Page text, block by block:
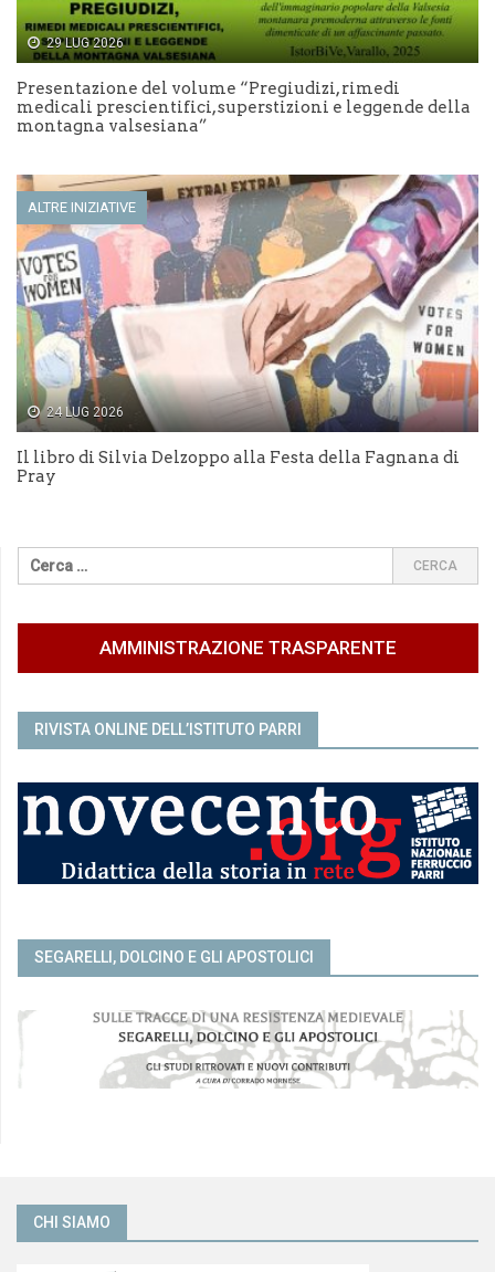
29 LUG 2026
Presentazione del volume “Pregiudizi, rimedi
medicali prescientifici, superstizioni e leggende della
montagna valsesiana”
ALTRE INIZIATIVE
24 LUG 2026
Il libro di Silvia Delzoppo alla Festa della Fagnana di
Pray
AMMINISTRAZIONE TRASPARENTE
RIVISTA ONLINE DELL’ISTITUTO PARRI
SEGARELLI, DOLCINO E GLI APOSTOLICI
CHI SIAMO